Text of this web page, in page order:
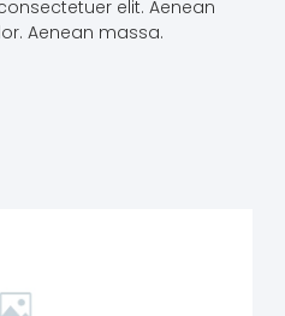
elit. Aenean
Aenean massa.